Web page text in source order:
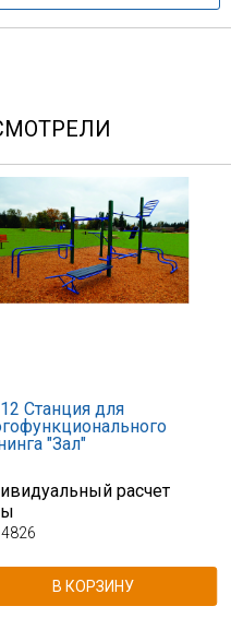
Станция для
"Зал"
расчет
В КОРЗИНУ